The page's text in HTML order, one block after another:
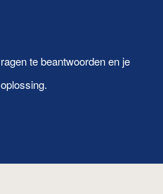
te beantwoorden en je